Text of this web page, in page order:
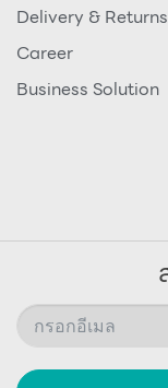
Delivery & Returns
Career
Business Solution